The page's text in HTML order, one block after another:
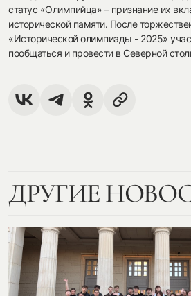
статус «Олимпийца» – признание их
исторической памяти. После
«Исторической олимпиады - 2025»
пообщаться и провести в Северной
ДРУГИЕ